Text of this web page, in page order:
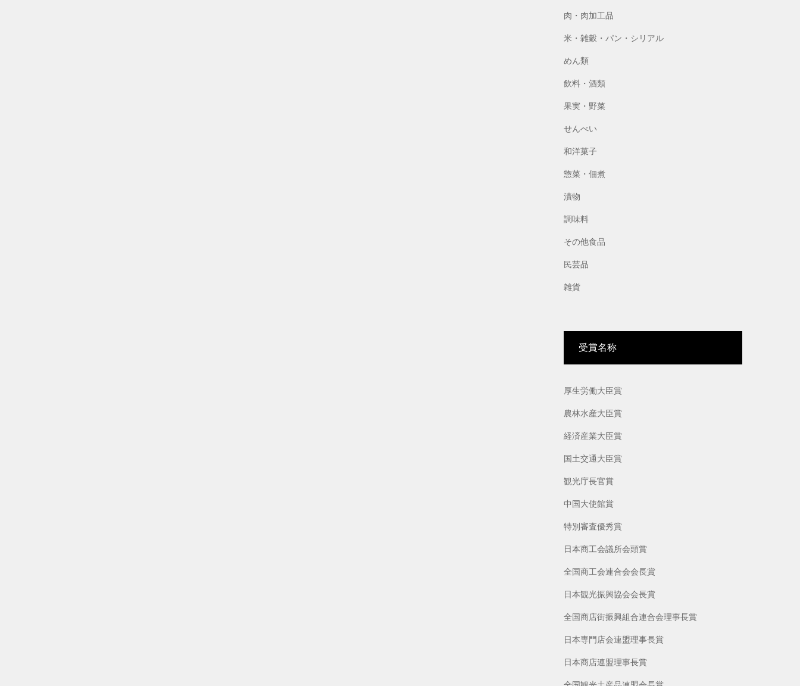
肉・肉加工品
米・雑穀・パン・シリアル
めん類
飲料・酒類
果実・野菜
せんべい
和洋菓子
惣菜・佃煮
漬物
調味料
その他食品
民芸品
雑貨
受賞名称
厚生労働大臣賞
農林水産大臣賞
経済産業大臣賞
国土交通大臣賞
観光庁長官賞
中国大使館賞
特別審査優秀賞
日本商工会議所会頭賞
全国商工会連合会会長賞
日本観光振興協会会長賞
全国商店街振興組合連合会理事長賞
日本専門店会連盟理事長賞
日本商店連盟理事長賞